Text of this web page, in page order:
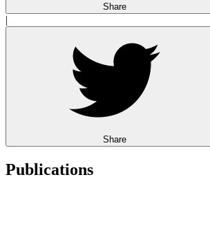
Share
|
Share
Publications